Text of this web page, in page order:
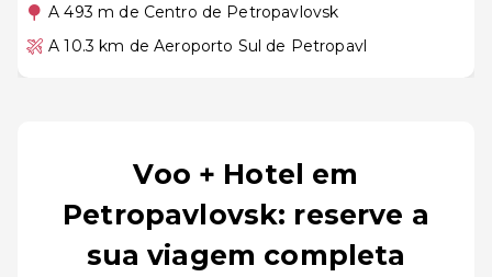
A 493 m de Centro de Petropavlovsk
A 10.3 km de Aeroporto Sul de Petropavl
Voo + Hotel em
Petropavlovsk: reserve a
sua viagem completa